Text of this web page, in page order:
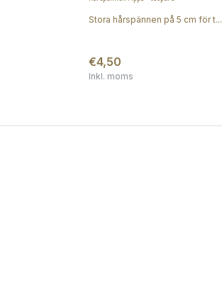
Stora hårspännen på 5 cm för t...
€4,50
Inkl. moms